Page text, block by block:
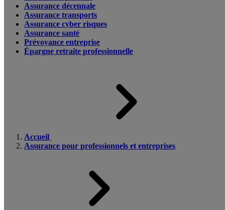
Assurance décennale
Assurance transports
Assurance cyber risques
Assurance santé
Prévoyance entreprise
Épargne retraite professionnelle
Accueil
Assurance pour professionnels et entreprises